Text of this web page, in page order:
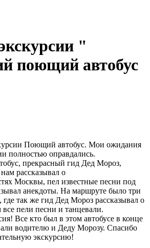
"
поющий автобус
Поющий автобус. Мои ожидания
полностью оправдались.
прекрасный гид Дед Мороз,
рассказывал о
Москвы, пел известные песни под
анекдоты. На маршруте было три
так же гид Дед Мороз рассказывал о
пели песни и танцевали.
Все кто был в этом автобусе в конце
водителю и Деду Морозу. Спасибо
экскурсию!